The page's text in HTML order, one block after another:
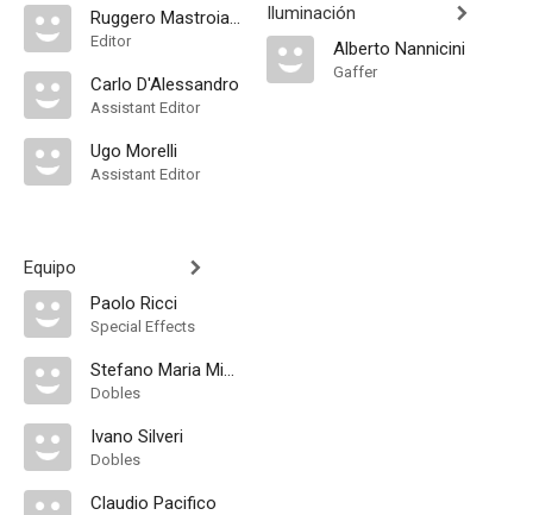
Ruggero Mastroianni
Editor
Carlo D'Alessandro
Assistant Editor
Ugo Morelli
Assistant Editor
Equipo
Paolo Ricci
Special Effects
Stefano Maria Mioni
Dobles
Ivano Silveri
Dobles
Claudio Pacifico
Iluminación
Alberto Nannicini
Gaffer